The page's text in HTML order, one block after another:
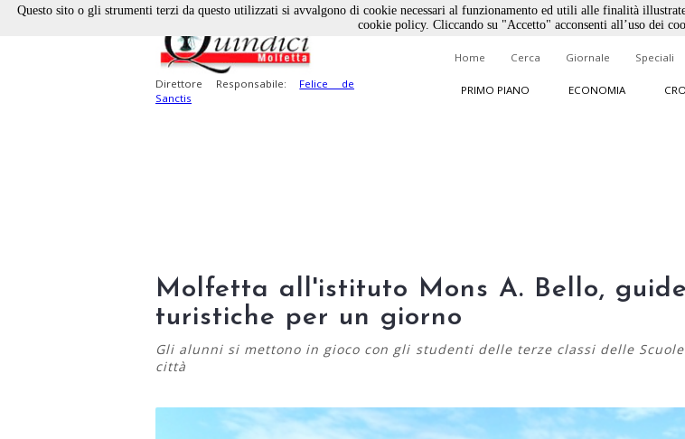
Direttore Responsabile: Felice de
Sanctis
Home Cerca Giornale Speciali
PRIMO PIANO ECONOMIA
Molfetta all'istituto Mons A. Bello, guide
turistiche per un giorno
Gli alunni si mettono in gioco con gli studenti delle terze classi delle
città
Questo sito o gli strumenti terzi da questo utilizzati si avvalgono di cookie necessari al funzionamento ed utili alle finalità
cookie policy. Cliccando su "Accetto" acconsenti all’uso dei